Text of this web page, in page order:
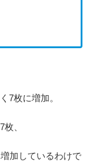
7枚に増加。
、
加しているわけで